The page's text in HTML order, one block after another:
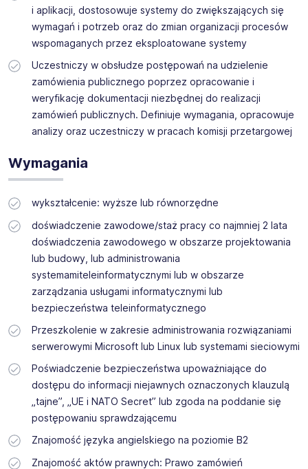
i aplikacji, dostosowuje systemy do zwiększających się
wymagań i potrzeb oraz do zmian organizacji procesów
wspomaganych przez eksploatowane systemy
Uczestniczy w obsłudze postępowań na udzielenie
zamówienia publicznego poprzez opracowanie i
weryfikację dokumentacji niezbędnej do realizacji
zamówień publicznych. Definiuje wymagania, opracowuje
analizy oraz uczestniczy w pracach komisji przetargowej
Wymagania
wykształcenie: wyższe lub równorzędne
doświadczenie zawodowe/staż pracy co najmniej 2 lata
doświadczenia zawodowego w obszarze projektowania
lub budowy, lub administrowania
systemamiteleinformatycznymi lub w obszarze
zarządzania usługami informatycznymi lub
bezpieczeństwa teleinformatycznego
Przeszkolenie w zakresie administrowania rozwiązaniami
serwerowymi Microsoft lub Linux lub systemami sieciowymi
Poświadczenie bezpieczeństwa upoważniające do
dostępu do informacji niejawnych oznaczonych klauzulą
„tajne”, „UE i NATO Secret” lub zgoda na poddanie się
postępowaniu sprawdzającemu
Znajomość języka angielskiego na poziomie B2
Znajomość aktów prawnych: Prawo zamówień